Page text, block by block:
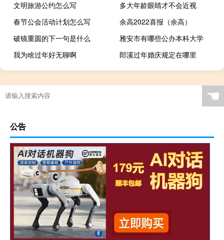
文明旅游公约怎么写
多大年龄眼睛才不会近视
春节公会活动计划怎么写
余高2022喜报（余高）
破镜重圆的下一句是什么
雅安市有哪些公办本科大学
我为啥过年好无聊啊
郎溪过年婚庆规定在哪里
☚
公告